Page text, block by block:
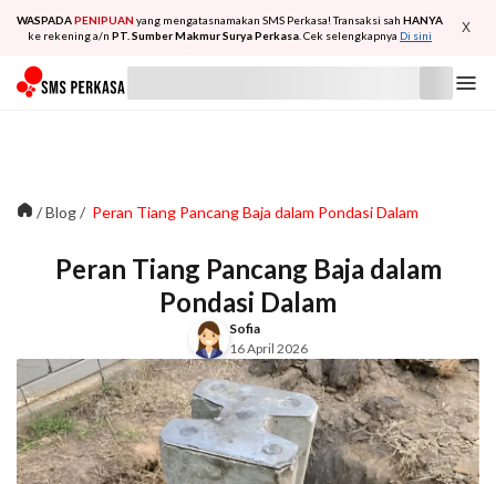
WASPADAPENIPUAN yang mengatasnamakan SMS Perkasa! Transaksi sah HANYA
ke rekening a/n PT. Sumber Makmur Surya Perkasa . Cek selengkapnya Di sini X
/Blog/ Peran Tiang Pancang Baja dalam Pondasi Dalam
Peran Tiang Pancang Baja dalam
Pondasi Dalam
Sofia
16 April 2026